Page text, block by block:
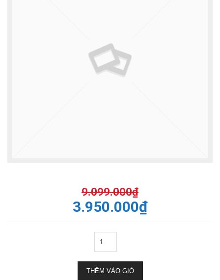
9.099.000₫
3.950.000₫
THÊM VÀO GIỎ